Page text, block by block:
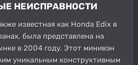
НЕИСПРАВНОСТИ
известная как Honda Edix в
была представлена на
в 2004 году. Этот минивэн
уникальным конструктивным